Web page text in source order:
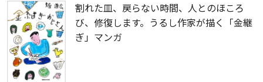
割れた皿、戻らない時間、人とのほころ
び、修復します。うるし作家が描く「金継
ぎ」マンガ